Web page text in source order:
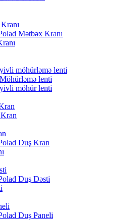
Mətbəx Kranı
möhürləmə lenti
lenti
möhür lenti
Duş Kran
Duş Dəsti
Duş Paneli